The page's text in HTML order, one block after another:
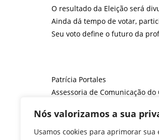
Nós valorizamos a sua
Usamos cookies para aprimorar sua
O resultado da Eleição será
Ainda dá tempo de votar,
Seu voto define o futuro da
Patrícia Portales
Assessoria de Comunicação do
F
a
T
w
Li
n
W
h e